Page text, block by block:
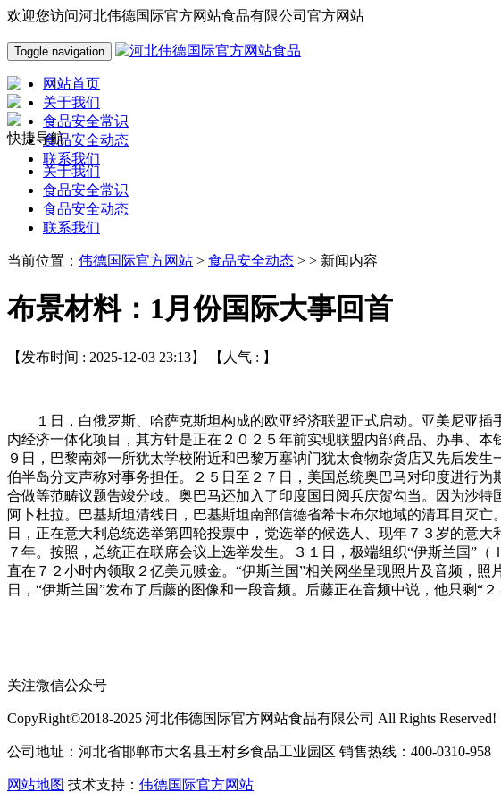
欢迎您访问河北伟德国际官方网站食品有限公司官方网站
Toggle navigation
网站首页
关于我们
食品安全常识
食品安全动态
联系我们
快捷导航
关于我们
食品安全常识
食品安全动态
联系我们
当前位置： 伟德国际官方网站 > 食品安全动态 > > 新闻内容
布景材料：1月份国际大事回首
【发布时间 : 2025-12-03 23:13】 【人气 : 】
１日，白俄罗斯、哈萨克斯坦构成的欧亚经济联盟正式启动。亚美尼亚插
内经济一体化项目，其方针是正在２０２５年前实现联盟内部商品、办事、
９日，巴黎南郊一所犹太学校附近和巴黎万塞讷门犹太食物杂货店又先后发
伯半岛分支声称对事务担任。２５日至２７日，美国总统奥巴马对印度进行
合做等范畴议题告竣分歧。奥巴马还加入了印度国日阅兵庆贺勾当。因为沙
阿卜杜拉。巴基斯坦清线日，巴基斯坦南部信德省希卡布尔地域的清耳目灭
日，正在意大利总统选举第四轮投票中，党选举的候选人、现年７３岁的意
７年。按照，总统正在联席会议上选举发生。３１日，极端组织“伊斯兰国”
直在７２小时内领取２亿美元赎金。“伊斯兰国”相关网坐呈现照片及音频，
日，“伊斯兰国”发布了后藤的图像和一段音频。后藤正在音频中说，他只剩“２
关注微信公众号
CopyRight©2018-2025 河北伟德国际官方网站食品有限公司 All Rights Reserved!
公司地址：河北省邯郸市大名县王村乡食品工业园区 销售热线：400-0310-958
网站地图 技术支持： 伟德国际官方网站